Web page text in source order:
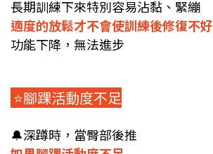
長期訓練下來特別容易沾黏、緊繃
適度的放鬆才不會使訓練後修復不好
功能下降，無法進步
⭐️腳踝活動度不足
🔔深蹲時，當臀部後推